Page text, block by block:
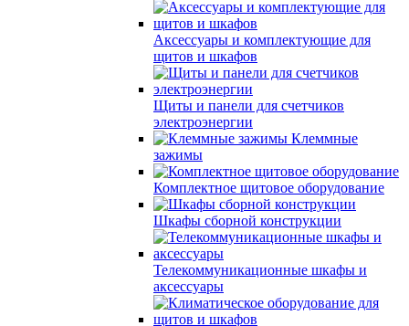
Аксессуары и комплектующие для
щитов и шкафов
Щиты и панели для счетчиков
электроэнергии
Клеммные
зажимы
Комплектное щитовое оборудование
Шкафы сборной конструкции
Телекоммуникационные шкафы и
аксессуары